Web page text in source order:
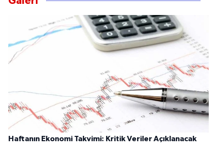
Haftanın Ekonomi Takvimi: Kritik Veriler Açıklanacak